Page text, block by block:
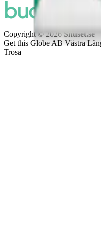
Copyright © 2026 Snuset.se
Get this Globe AB Västra
Trosa